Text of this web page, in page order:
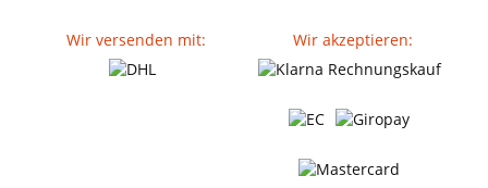
Wir versenden mit: Wir akzeptieren: